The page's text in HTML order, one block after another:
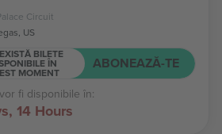
Circuit
US
BILETE
ÎN
MOMENT
ABONEAZĂ-TE
fi disponibile în:
, 14 Hours